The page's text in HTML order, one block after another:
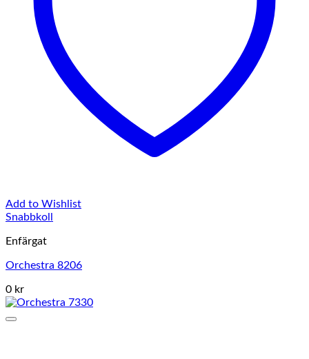
Add to Wishlist
Snabbkoll
Enfärgat
Orchestra 8206
0 kr